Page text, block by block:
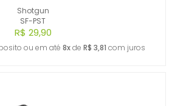
Shotgun
SF-PST
R$ 29,90
ou em até 8xde R$ 3,81 com juros